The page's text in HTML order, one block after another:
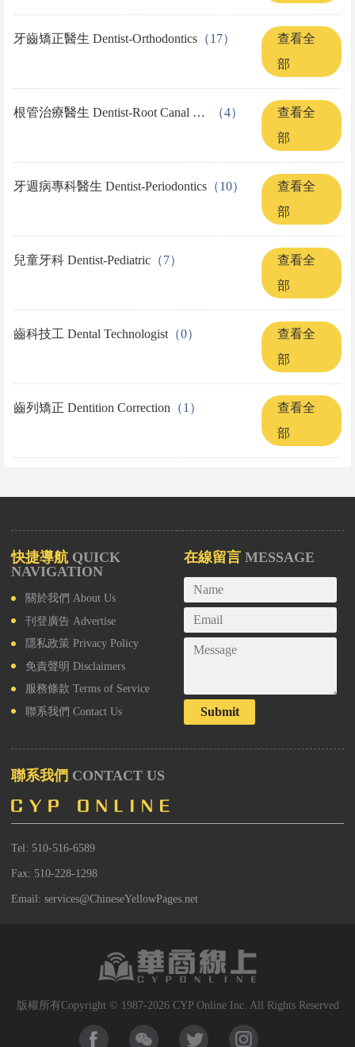
牙齒矯正醫生 Dentist-Orthodontics （17）
查看全
部
根管治療醫生 Dentist-Root Canal Treatment （4）
查看全
部
牙週病專科醫生 Dentist-Periodontics （10）
查看全
部
兒童牙科 Dentist-Pediatric （7）
查看全
部
齒科技工 Dental Technologist （0）
查看全
部
齒列矯正 Dentition Correction （1）
查看全
部
快捷導航 QUICK
NAVIGATION
關於我們 About Us
刊登廣告 Advertise
隱私政策 Privacy Policy
免責聲明 Disclaimers
服務條款 Terms of Service
聯系我們 Contact Us
在線留言 MESSAGE
Submit
聯系我們 CONTACT US
Tel: 510-516-6589
Fax: 510-228-1298
Email: services@ChineseYellowPages.net
版權所有Copyright © 1987-2026 CYP Online Inc. All Rights Reserved